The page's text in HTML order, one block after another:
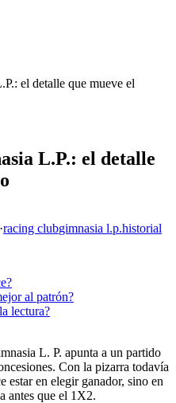
el detalle que mueve el
L.P.: el detalle
·racing clubgimnasia l.p.historial
al patrón?
lectura?
L. P. apunta a un partido
Con la pizarra todavía
estar en elegir ganador, sino en
antes que el 1X2.